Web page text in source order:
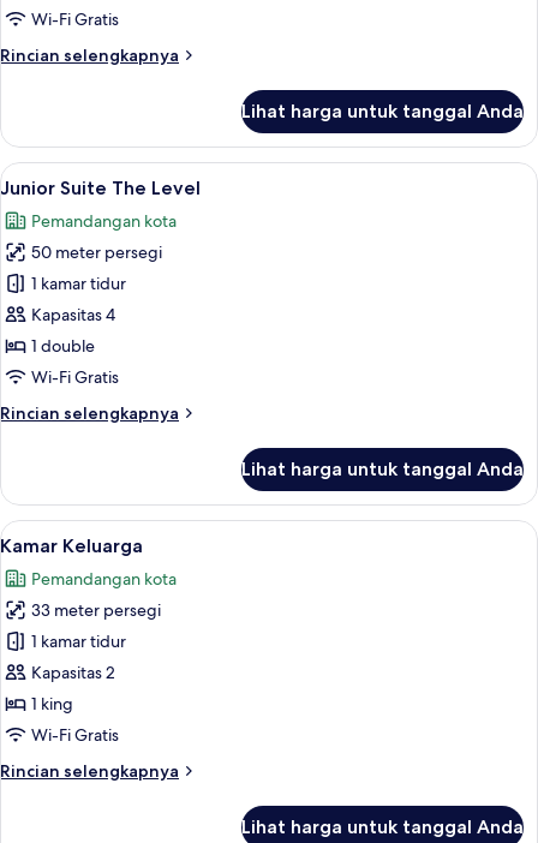
Wi-Fi Gratis
Rincian selengkapnya
Rincian
Kamar
Triple
(Melia)
Lihat harga untuk tanggal Anda
Lihat
semua
foto
untuk
Junior
Suite
The
Level
Bantalan ekstra lembut, brankas,
6
Junior Suite The Level
Pemandangan kota
50 meter persegi
1 kamar tidur
Kapasitas 4
1 double
Wi-Fi Gratis
Rincian selengkapnya
Rincian
Junior
Suite
The
Lihat harga untuk tanggal Anda
Lihat
semua
foto
untuk
Kamar
Keluarga
Bantalan ekstra lembut, brankas,
5
Kamar Keluarga
Pemandangan kota
33 meter persegi
1 kamar tidur
Kapasitas 2
1 king
Wi-Fi Gratis
Rincian selengkapnya
Rincian
Lihat harga untuk tanggal Anda